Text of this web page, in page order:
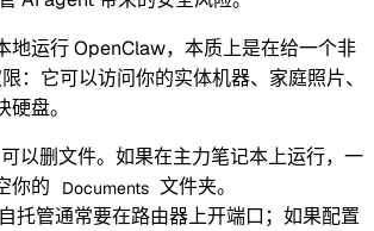
地运行 OpenClaw，本质上是在给一个非
：它可以访问你的实体机器、家庭照片、
盘。
以删文件。如果在主力笔记本上运行，一
你的
Documents 文件夹。
自托管通常要在路由器上开端口；如果配置